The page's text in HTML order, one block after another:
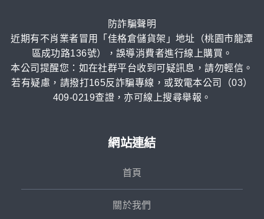
防詐騙聲明
近期有不肖業者冒用「佳格倉儲貨架」地址（桃園市龍潭
區成功路136號），誤導消費者進行線上購買。
本公司提醒您：如在社群平台收到可疑訊息，請勿輕信。
若有疑慮，請撥打165反詐騙專線，或致電本公司（03）
409-0219查證，亦可線上搜尋舉報。
網站連結
首頁
關於我們